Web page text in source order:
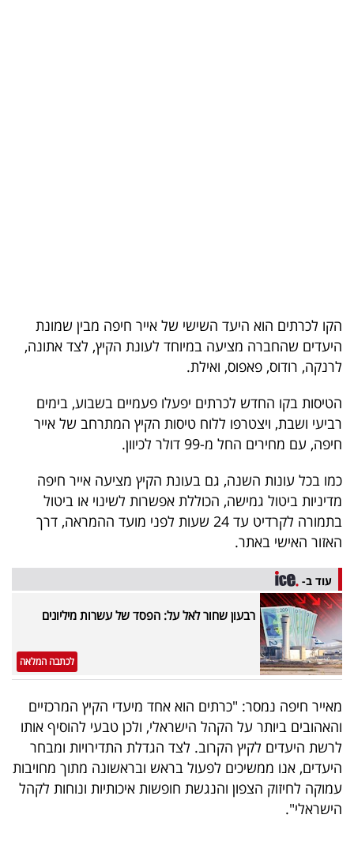
5
המילון
הכלכלי
פודקאסט
40
UNDER
40
שיתופי
פעולה
דרושים
ניוזלטרים
מייל
אדום
הקו לכרתים הוא היעד השישי של אייר חיפה מבין שמונת
היעדים שהחברה מציעה במיוחד לעונת הקיץ, לצד אתונה,
לרנקה, רודוס, פאפוס, ואילת.
הטיסות בקו החדש לכרתים יפעלו פעמיים בשבוע, בימים
רביעי ושבת, ויצטרפו ללוח טיסות הקיץ המתרחב של אייר
חיפה, עם מחירים החל מ-99 דולר לכיוון.
כמו בכל עונות השנה, גם בעונת הקיץ מציעה אייר חיפה
מדיניות ביטול גמישה, הכוללת אפשרות לשינוי או ביטול
בתמורה לקרדיט עד 24 שעות לפני מועד ההמראה, דרך
האזור האישי באתר.
עוד ב-
רבעון שחור לאל על: הפסד של עשרות מיליונים
לכתבה המלאה
מאייר חיפה נמסר: "כרתים הוא אחד מיעדי הקיץ המרכזיים
והאהובים ביותר על הקהל הישראלי, ולכן טבעי להוסיף אותו
לרשת היעדים לקיץ הקרוב. לצד הגדלת התדירויות ומבחר
היעדים, אנו ממשיכים לפעול בראש ובראשונה מתוך מחויבות
עמוקה לחיזוק הצפון והנגשת חופשות איכותיות ונוחות לקהל
הישראלי".